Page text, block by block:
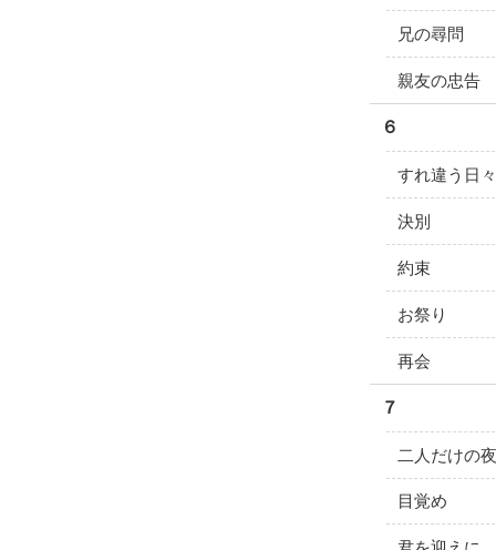
兄の尋問
親友の忠告
６
すれ違う日
決別
約束
お祭り
再会
７
二人だけの
目覚め